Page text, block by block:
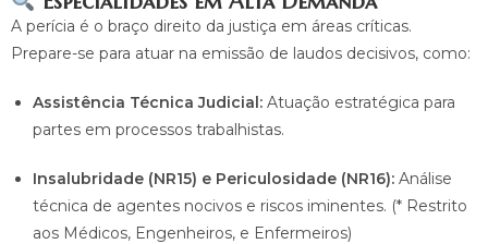
A perícia é o braço direito da justiça em áreas críticas.
Prepare-se para atuar na emissão de laudos decisivos, como:
Assistência Técnica Judicial: Atuação estratégica para
partes em processos trabalhistas.
Insalubridade (NR15) e Periculosidade (NR16): Análise
técnica de agentes nocivos e riscos iminentes. (* Restrito
aos Médicos, Engenheiros, e Enfermeiros)